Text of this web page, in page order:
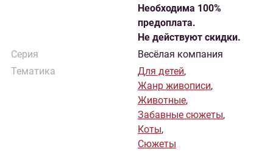
Необходима 100%
предоплата.
Не действуют скидки.
Серия
Весёлая компания
Тематика
Для детей,
Жанр живописи,
Животные,
Забавные сюжеты,
Коты,
Сюжеты